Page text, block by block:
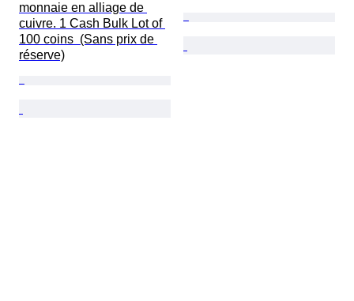
monnaie en alliage de
cuivre. 1 Cash Bulk Lot of
100 coins  (Sans prix de
réserve)